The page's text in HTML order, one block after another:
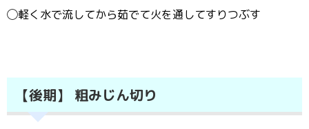
◯軽く水で流してから茹でて火を通してすりつぶす
【後期】 粗みじん切り